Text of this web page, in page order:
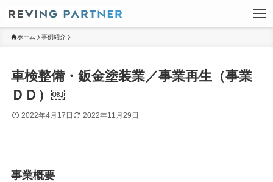
ホーム 事例紹介
車検整備・鈑金塗装業／事業再生（事業
ＤＤ）￼
2022年4月17日 2022年11月29日
事業概要